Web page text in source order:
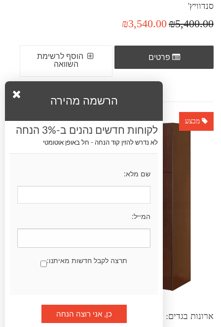
סנדוויץ'
₪5,400.00
₪3,540.00
פרטים
הוסף לרשימת
השוואה
מבצע
ארונות בגדים: ארון 4 דלתות מרהיב ביופיו דגם אביר
הרשמה מהירה
לקוחות חדשים נהנים ב-3% הנחה
לא נדרש להזין קוד הנחה - חל באופן אוטומטי
שם מלא:
המייל:
תרצה לקבל חדשות מאיתנו: